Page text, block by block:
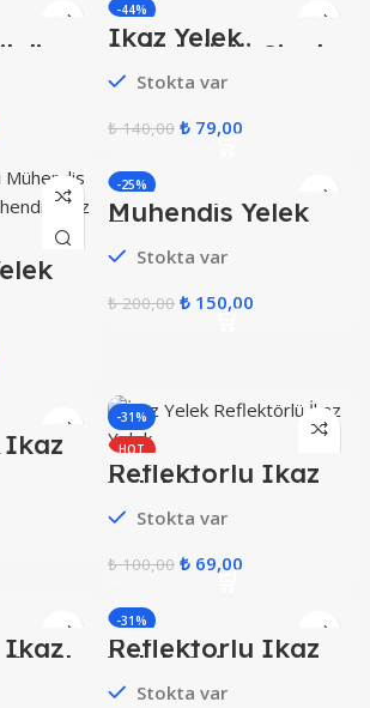
-44%
İkaz Yelek
Reflektörlü Siyah
Stokta var
₺140,00 ₺ 79,00
-25%
Mühendis Yelek
Turuncu
Stokta var
₺200,00 ₺ 150,00
(
-31%
HOT
Reflektörlü İkaz
Yelek Beyaz
Stokta var
₺100,00 ₺ 69,00
İkaz
Yeşil
-31%
HOT
Reflektörlü İkaz
Yelek Gri
Stokta var